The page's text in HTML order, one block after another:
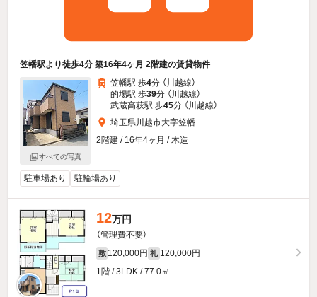
笠幡駅より徒歩4分 築16年4ヶ月 2階建の賃貸物件
すべての写真
笠幡駅 歩4分 （川越線）
的場駅 歩39分 （川越線）
武蔵高萩駅 歩45分 （川越線）
埼玉県川越市大字笠幡
2階建 / 16年4ヶ月 / 木造
駐車場あり 駐輪場あり
12万円
（管理費不要）
敷 120,000円 礼 120,000円
1階 / 3LDK / 77.0㎡